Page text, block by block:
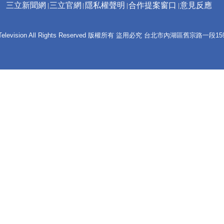
三立新聞網 三立官網 隱私權聲明 合作提案窗口 意見反應
All Rights Reserved 版權所有 盜用必究 台北市內湖區舊宗路一段